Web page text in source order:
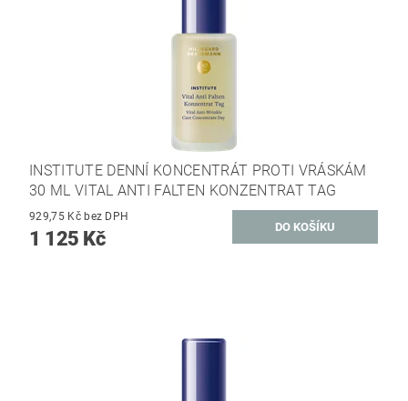
INSTITUTE DENNÍ KONCENTRÁT PROTI VRÁSKÁM
30 ML VITAL ANTI FALTEN KONZENTRAT TAG
929,75 Kč bez DPH
1 125 Kč